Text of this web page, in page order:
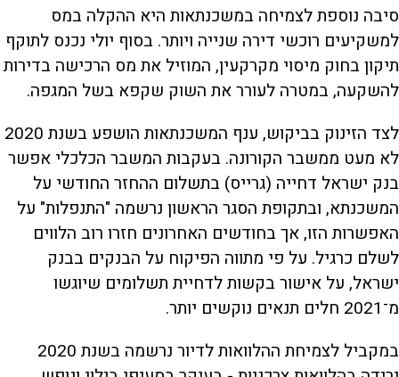
סיבה נוספת לצמיחה במשכנתאות היא ההקלה במס
למשקיעים רוכשי דירה שנייה ויותר. בסוף יולי נכנס לתוקף
תיקון בחוק מיסוי מקרקעין, המוזיל את מס הרכישה בדירות
להשקעה, במטרה לעורר את השוק שקפא בשל המגפה.
לצד הזינוק בביקוש, ענף המשכנתאות הושפע בשנת 2020
לא מעט ממשבר הקורונה. בעקבות המשבר הכלכלי אפשר
בנק ישראל דחייה (גרייס) בתשלום ההחזר החודשי על
המשכנתא, ובתקופת הסגר הראשון נרשמה "התנפלות" על
האפשרות הזו, אך בחודשים האחרונים חזרו רוב הלווים
לשלם כרגיל. על פי מתווה הפיקוח על הבנקים בבנק
ישראל, על אישור בקשות לדחיית תשלומים שיוגשו
מ־2021 חלים תנאים נוקשים יותר.
במקביל לצמיחת ההלוואות לדיור נרשמה בשנת 2020